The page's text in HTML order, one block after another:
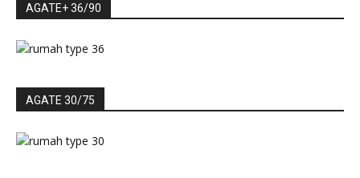
AGATE+ 36/90
AGATE 30/75